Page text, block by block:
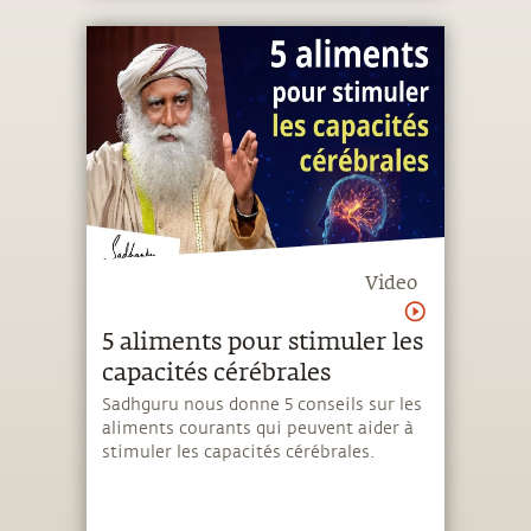
Video
5 aliments pour stimuler les
capacités cérébrales
Sadhguru nous donne 5 conseils sur les
aliments courants qui peuvent aider à
stimuler les capacités cérébrales.